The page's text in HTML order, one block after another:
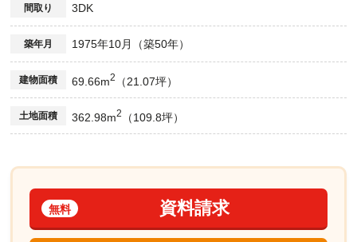
間取り 3DK
築年月 1975年10月（築50年）
建物面積 69.66m2 （21.07坪）
土地面積 362.98m2 （109.8坪）
資料請求
無料